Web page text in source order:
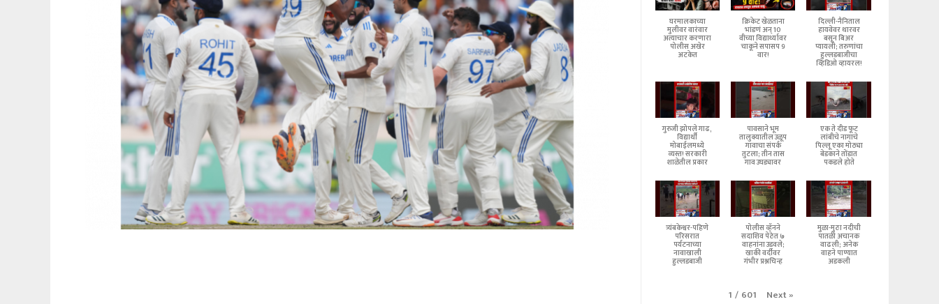
घरमालकाच्या
मुलीवर वारंवार
अत्याचार करणारा
पोलीस अखेर
अटकेत
क्रिकेट खेळताना
भांडणं अन् 10
वीच्या विद्यार्थ्यावर
चाकूने सपासप 9
वार!
दिल्ली-नैनिताल
हायवेवर थारवर
बसून बिअर
प्यायली; तरुणांचा
हुल्लडबाजीचा
व्हिडिओ व्हायरल!
गुरुजी झोपले गाढ,
विद्यार्थी
मोबाईलमध्ये
व्यस्त! सरकारी
शाळेतील प्रकार
पावसाने भूम
तालुक्यातील उळूप
गावाचा संपर्क
तुटला; तीन तास
गाव उघड्यावर
एक ते दीड फूट
लांबीचे नागाचे
पिल्लू एका मोठ्या
बेडकाने तोंडात
पकडले होते
त्र्यंबकेश्वर-पहिणे
परिसरात
पर्यटनाच्या
नावाखाली
हुल्लडबाजी
पोलीस व्हॅनने
सदाशिव पेठेत ७
वाहनांना उडवले;
खाकी वर्दीवर
गंभीर प्रश्नचिन्ह
मुळा-मुठा नदीची
पातळी अचानक
वाढली; अनेक
वाहने पाण्यात
अडकली
1 / 601 Next»